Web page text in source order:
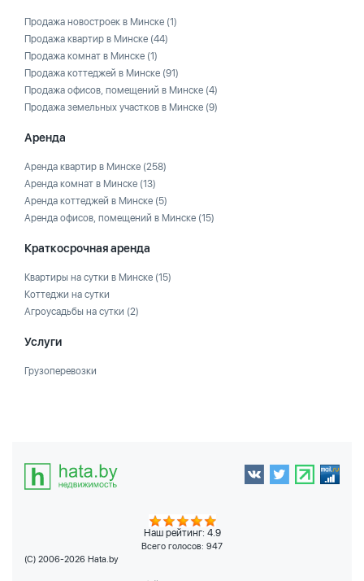
Продажа новостроек в Минске (1)
Продажа квартир в Минске (44)
Продажа комнат в Минске (1)
Продажа коттеджей в Минске (91)
Продажа офисов, помещений в Минске (4)
Продажа земельных участков в Минске (9)
Аренда
Аренда квартир в Минске (258)
Аренда комнат в Минске (13)
Аренда коттеджей в Минске (5)
Аренда офисов, помещений в Минске (15)
Краткосрочная аренда
Квартиры на сутки в Минске (15)
Коттеджи на сутки
Агроусадьбы на сутки (2)
Услуги
Грузоперевозки
Наш рейтинг: 4.9
Всего голосов: 947
(C) 2006-2026 Hata.by